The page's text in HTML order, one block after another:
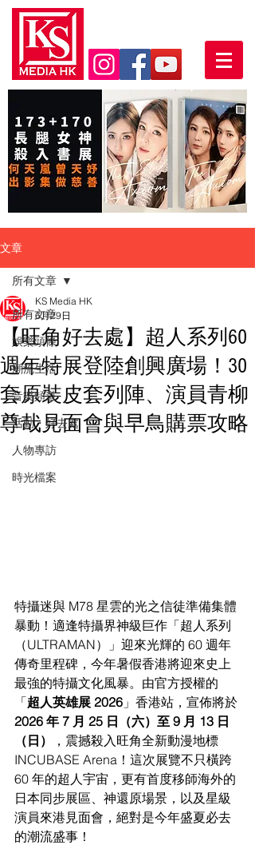
文章
所有文章
娛樂頭條
潮流生活
音樂頻道
活動・好去處
人物專訪
時光檔案
所有文章
【旺角好去處】超人系列60
週年特展登陸創興廣場！30
套原裝皮套列陣、演員青柳
尊哉見面會與早鳥購票攻略
KS Media HK
6月29日
特攝迷與 M78 星雲的光之信徒準備集體
暴動！適逢特攝界神級巨作「超人系列
（ULTRAMAN）」迎來光輝的 60 週年
傳奇里程碑，今年暑假香港將迎來史上
最強的特攝文化風暴。由官方授權的
「超人英雄展 2026 」香港站，宣佈將於
2026 年 7 月 25 日（六）至 9 月 13 日
（日）
，震撼殺入旺角全新動漫地標
INCUBASE Arena！這次展覽不只橫跨
60 年的超人宇宙，更有首度移師海外的
日本同步展區、神還原場景，以及星級
演員來港見面會，絕對是今年盛夏必去
的潮流盛事！